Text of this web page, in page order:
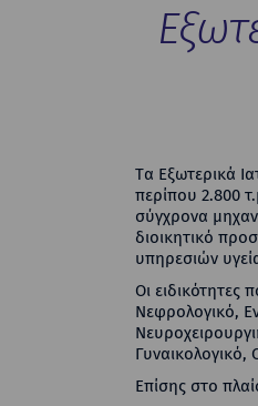
Tα Εξωτερικά
περίπου 2.800
σύγχρονα
διοικητικό
υπηρεσιών
Οι ειδικότητες
Νεφρολογικό,
Γυναικολογικό,
Επίσης στο